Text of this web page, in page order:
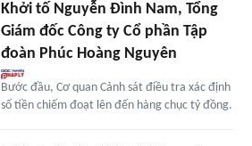
Khởi tố Nguyễn Đình Nam, Tổng
Giám đốc Công ty Cổ phần Tập
đoàn Phúc Hoàng Nguyên
Bước đầu, Cơ quan Cảnh sát điều tra xác định
số tiền chiếm đoạt lên đến hàng chục tỷ đồng.